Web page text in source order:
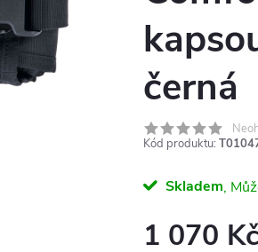
černá
Kód produktu:
Skladem
1 070 Kč